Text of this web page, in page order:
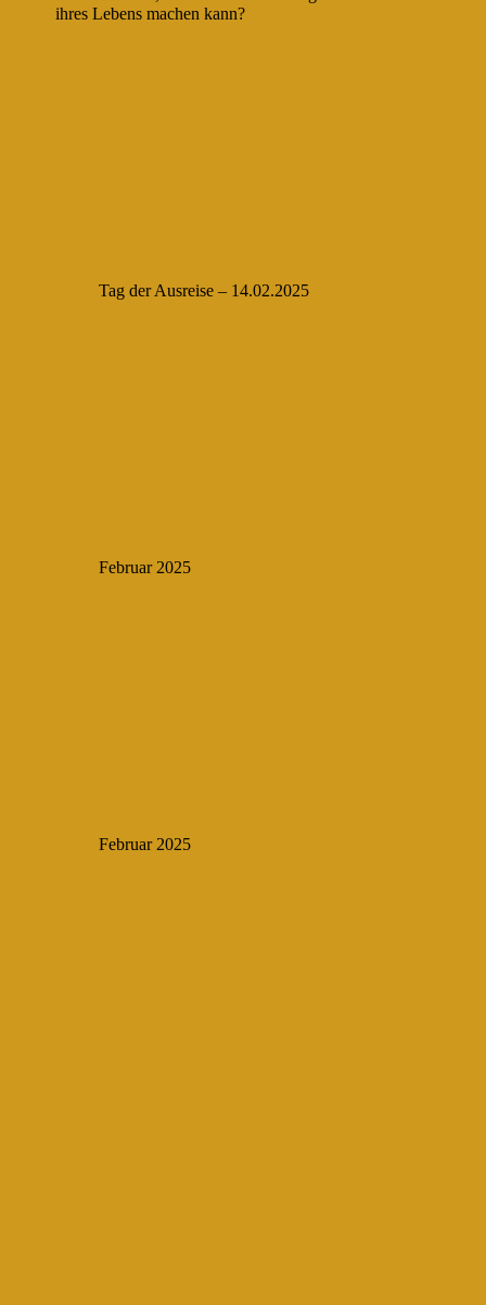
ihres Lebens machen kann?
Tag der Ausreise – 14.02.2025
Februar 2025
Februar 2025